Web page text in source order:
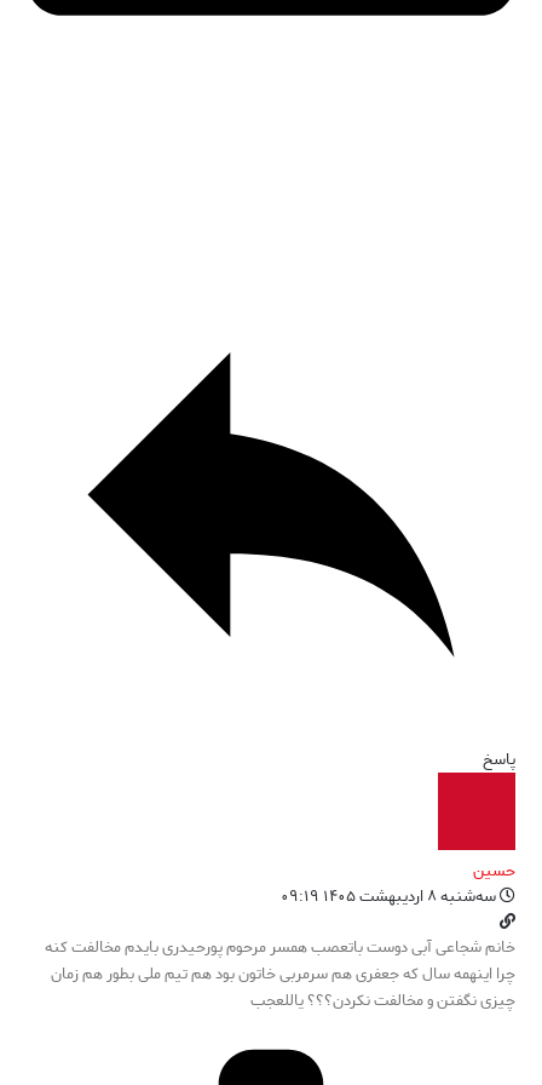
پاسخ
حسین
سه‌شنبه ۸ اردیبهشت ۱۴۰۵ ۰۹:۱۹
خانم شجاعی آبی دوست باتعصب همسر مرحوم پورحیدری بایدم مخالفت کنه
چرا اینهمه سال که جعفری هم سرمربی خاتون بود هم تیم ملی بطور هم زمان
چیزی نگفتن و مخالفت نکردن؟؟؟ یاللعجب